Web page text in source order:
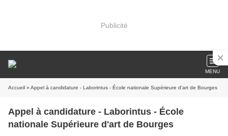
Publicité
MENU
Accueil » Appel à candidature - Laborintus - École nationale Supérieure d'art de Bourges
Appel à candidature - Laborintus - École
nationale Supérieure d'art de Bourges